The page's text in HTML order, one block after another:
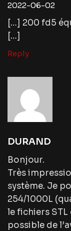
2022-06-02
[…] 200 fd5
[…]
Reply
DURAND
Bonjour.
Très
système. Je
254/1000L
le fichiers
possible de